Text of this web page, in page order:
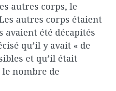
autres corps, le
autres corps étaient
avaient été décapités
qu’il y avait « de
et qu’il était
nombre de